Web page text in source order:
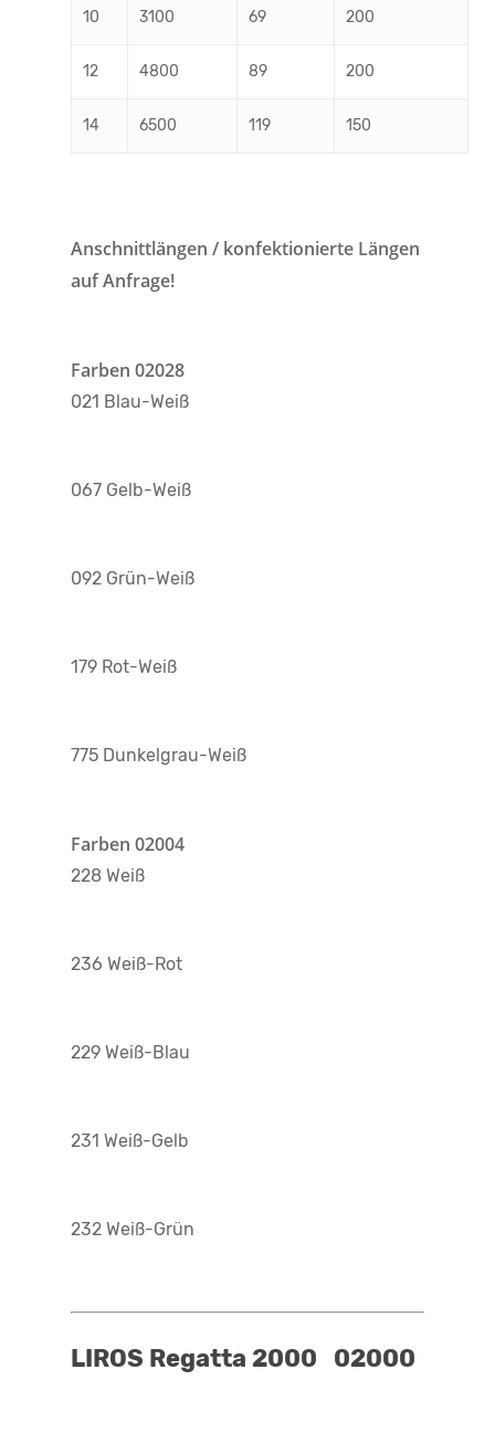
10 3100 69 200
12 4800 89 200
14 6500 119 150
Anschnittlängen / konfektionierte Längen
auf Anfrage!
Farben 02028
021 Blau-Weiß
067 Gelb-Weiß
092 Grün-Weiß
179 Rot-Weiß
775 Dunkelgrau-Weiß
Farben 02004
228 Weiß
236 Weiß-Rot
229 Weiß-Blau
231 Weiß-Gelb
232 Weiß-Grün
LIROS Regatta 2000 02000